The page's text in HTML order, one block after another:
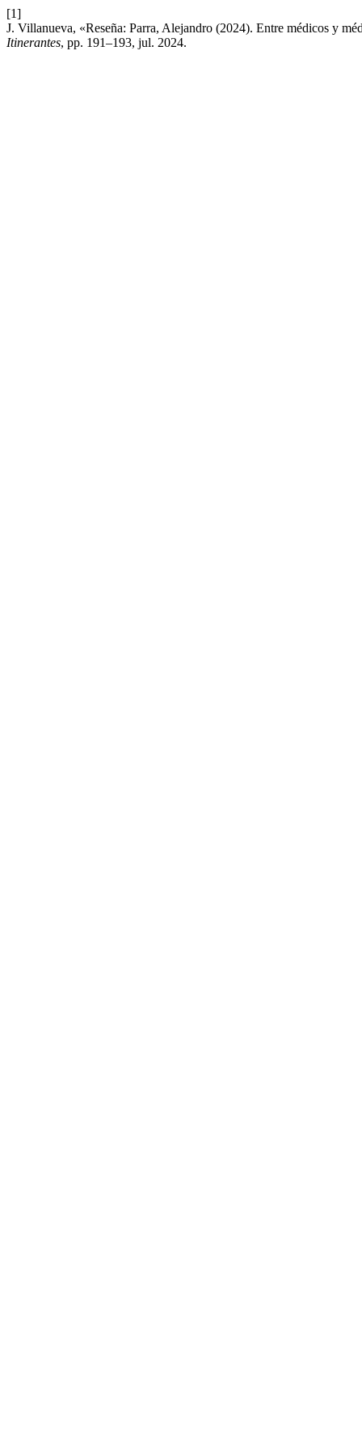
[1]
J. Villanueva, «Reseña: Parra, Alejandro (2024). Entre médicos y
Itinerantes, pp. 191–193, jul. 2024.